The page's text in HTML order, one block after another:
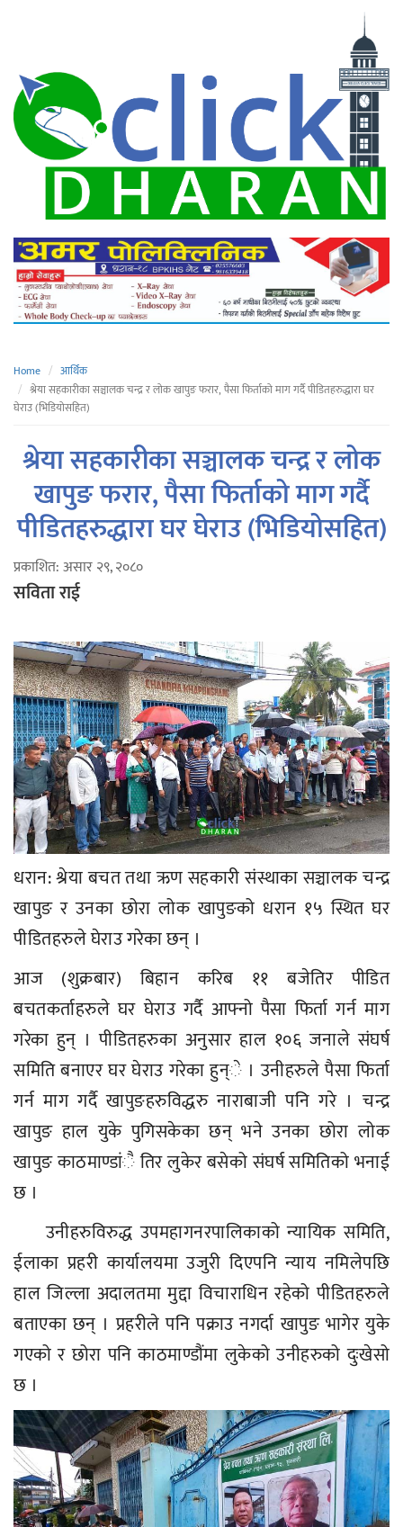
Home
आर्थिक
श्रेया सहकारीका सञ्चालक चन्द्र र लोक खापुङ फरार, पैसा फिर्ताको माग गर्दै पीडितहरुद्धारा घर
घेराउ (भिडियोसहित)
श्रेया सहकारीका सञ्चालक चन्द्र र लोक
खापुङ फरार, पैसा फिर्ताको माग गर्दै
पीडितहरुद्धारा घर घेराउ (भिडियोसहित)
प्रकाशित: असार २९, २०८०
सविता राई
धरान: श्रेया बचत तथा ऋण सहकारी संस्थाका सञ्चालक चन्द्र
खापुङ र उनका छोरा लोक खापुङको धरान १५ स्थित घर
पीडितहरुले घेराउ गरेका छन् ।
आज (शुक्रबार) बिहान करिब ११ बजेतिर पीडित
बचतकर्ताहरुले घर घेराउ गर्दै आफ्नो पैसा फिर्ता गर्न माग
गरेका हुन् । पीडितहरुका अनुसार हाल १०६ जनाले संघर्ष
समिति बनाएर घर घेराउ गरेका हुन्े । उनीहरुले पैसा फिर्ता
गर्न माग गर्दै खापुङहरुविद्धरु नाराबाजी पनि गरे । चन्द्र
खापुङ हाल युके पुगिसकेका छन् भने उनका छोरा लोक
खापुङ काठमाण्डांै तिर लुकेर बसेको संघर्ष समितिको भनाई
छ ।
उनीहरुविरुद्ध उपमहागनरपालिकाको न्यायिक समिति,
ईलाका प्रहरी कार्यालयमा उजुरी दिएपनि न्याय नमिलेपछि
हाल जिल्ला अदालतमा मुद्दा विचाराधिन रहेको पीडितहरुले
बताएका छन् । प्रहरीले पनि पक्राउ नगर्दा खापुङ भागेर युके
गएको र छोरा पनि काठमाण्डौंमा लुकेको उनीहरुको दुःखेसो
छ ।